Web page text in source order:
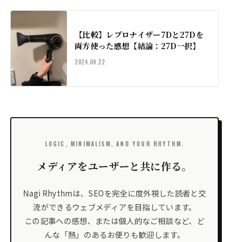
【比較】レプロナイザー7Dと27Dを
両方使った感想【結論：27D一択】
2024.04.22
LOGIC, MINIMALISM, AND YOUR RHYTHM.
メディアをユーザーと共に作る。
Nagi Rhythmは、SEOを完全に度外視した読者と交
流ができるウェブメディアを目指しています。
この記事への感想、または個人的なご相談など、ど
んな「熱」のあるお便りも歓迎します。